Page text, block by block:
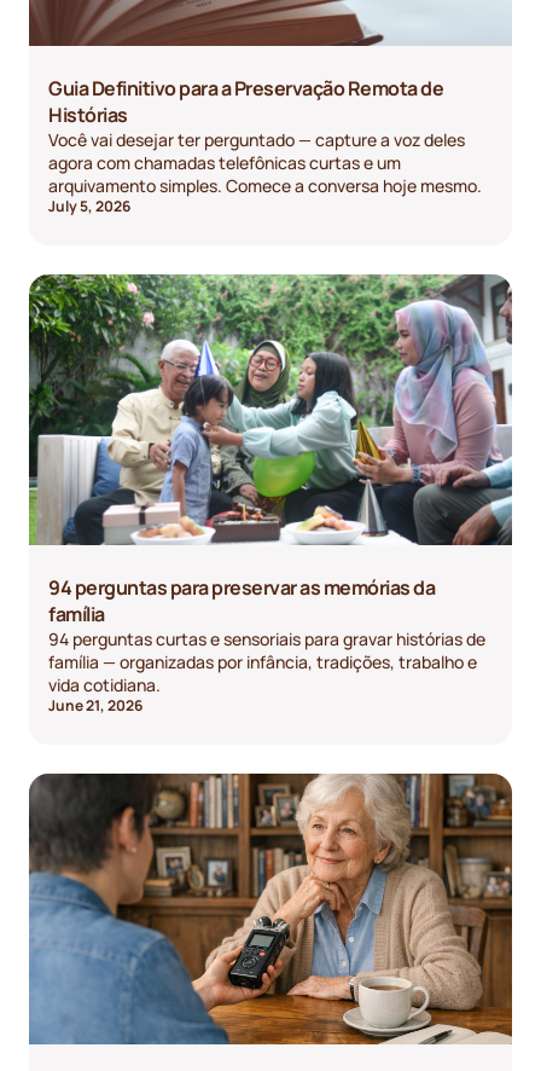
Guia Definitivo para a Preservação Remota de
Histórias
Você vai desejar ter perguntado — capture a voz deles
agora com chamadas telefônicas curtas e um
arquivamento simples. Comece a conversa hoje mesmo.
July 5, 2026
94 perguntas para preservar as memórias da
família
94 perguntas curtas e sensoriais para gravar histórias de
família — organizadas por infância, tradições, trabalho e
vida cotidiana.
June 21, 2026